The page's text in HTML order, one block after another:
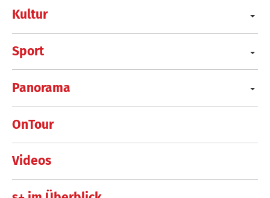
Kultur
Sport
Panorama
OnTour
Videos